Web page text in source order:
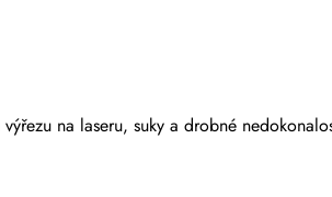
na laseru, suky a drobné